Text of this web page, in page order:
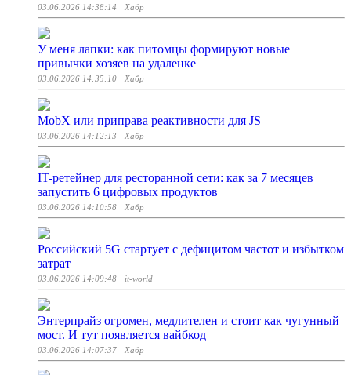
03.06.2026 14:38:14 | Хабр
У меня лапки: как питомцы формируют новые
привычки хозяев на удаленке
03.06.2026 14:35:10 | Хабр
MobX или приправа реактивности для JS
03.06.2026 14:12:13 | Хабр
IT-ретейнер для ресторанной сети: как за 7 месяцев
запустить 6 цифровых продуктов
03.06.2026 14:10:58 | Хабр
Российский 5G стартует с дефицитом частот и избытком
затрат
03.06.2026 14:09:48 | it-world
Энтерпрайз огромен, медлителен и стоит как чугунный
мост. И тут появляется вайбкод
03.06.2026 14:07:37 | Хабр